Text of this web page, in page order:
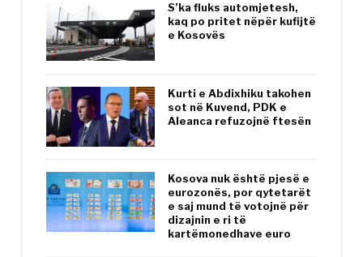
S’ka fluks automjetesh,
kaq po pritet nëpër kufijtë
e Kosovës
Kurti e Abdixhiku takohen
sot në Kuvend, PDK e
Aleanca refuzojnë ftesën
Kosova nuk është pjesë e
eurozonës, por qytetarët
e saj mund të votojnë për
dizajnin e ri të
kartëmonedhave euro